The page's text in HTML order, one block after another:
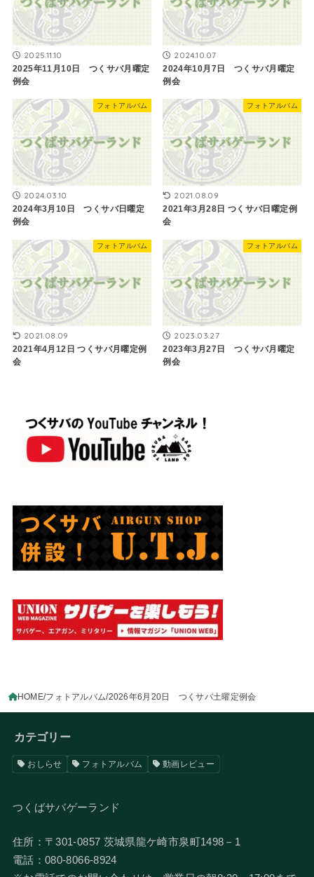
2025.11.10
2025年11月10日 つくサバ月曜定
例会
2024.10.07
2024年10月7日 つくサバ月曜定
例会
フォトアルバム
2024.03.10
2024年3月10日 つくサバ日曜定
例会
フォトアルバム
2021.08.09
2021年3月28日 つくサバ日曜定例
会
フォトアルバム
2021.08.09
2021年4月12日 つくサバ月曜定例
会
フォトアルバム
2023.03.27
2023年3月27日 つくサバ月曜定
例会
HOME フォトアルバム 2026年6月20日 つくサバ土曜定例会
カテゴリー
おしらせ フォトアルバム 動画レビュー
つくばサバゲーランド
住所：〒301-0857 茨城県龍ケ崎市泉町1498－1
電話：080-8066-8924